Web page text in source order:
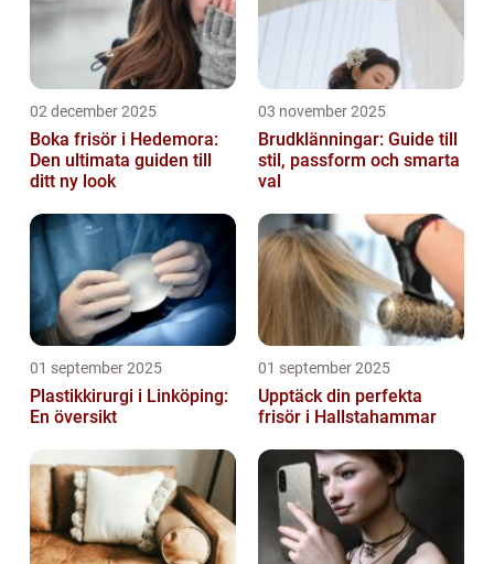
02 december 2025
Boka frisör i Hedemora:
Den ultimata guiden till
ditt ny look
03 november 2025
Brudklänningar: Guide till
stil, passform och smarta
val
01 september 2025
Plastikkirurgi i Linköping:
En översikt
01 september 2025
Upptäck din perfekta
frisör i Hallstahammar